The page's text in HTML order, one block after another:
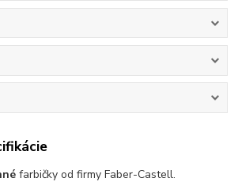
farbičky od firmy Faber-Castell.